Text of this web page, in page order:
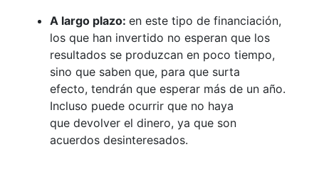
A largo plazo: en este tipo de financiación,
los que han invertido no esperan que los
resultados se produzcan en poco tiempo,
sino que saben que, para que surta
efecto, tendrán que esperar más de un año.
Incluso puede ocurrir que no haya
que devolver el dinero, ya que son
acuerdos desinteresados.